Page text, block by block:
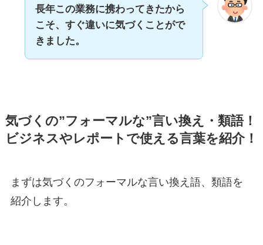
長年この業務に携わってきたから
こそ、すぐ違いに気づくことがで
きました。
気づくの”フォーマルな”言い換え・類語！
ビジネスやレポートで使える言葉を紹介！
まずは気づくのフォーマルな言い換え語、類語を
紹介します。